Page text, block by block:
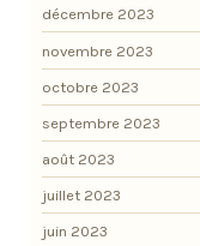
décembre 2023
novembre 2023
octobre 2023
septembre 2023
août 2023
juillet 2023
juin 2023